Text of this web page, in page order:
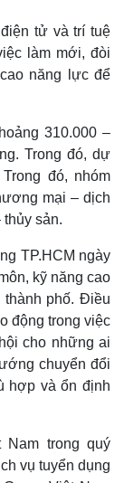
phòng
tử và trí tuệ
làm mới, đòi
năng lực để
310.000 –
Trong đó, dự
đó, nhóm
mại – dịch
sản.
TP.HCM ngày
kỹ năng cao
phố. Điều
động trong việc
cho những ai
chuyển đổi
hợp và ổn định
trong quý
vụ tuyển dụng